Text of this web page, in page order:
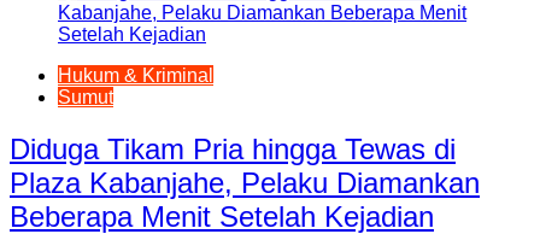
Hukum & Kriminal
Sumut
Diduga Tikam Pria hingga Tewas di
Plaza Kabanjahe, Pelaku Diamankan
Beberapa Menit Setelah Kejadian